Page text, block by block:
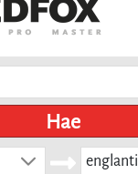
Hae
englanti